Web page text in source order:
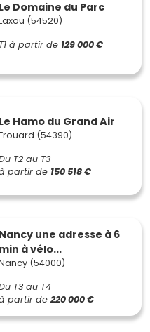
Le Domaine du Parc
(54520)
T1 à partir de 129 000 €
Le Hamo du Grand Air
(54390)
T2 au T3
partir de 150 518 €
Nancy une adresse à 6
min à vélo...
(54000)
T3 au T4
partir de 220 000 €